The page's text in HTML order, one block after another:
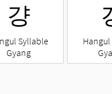
걍
Syllable
Gyang